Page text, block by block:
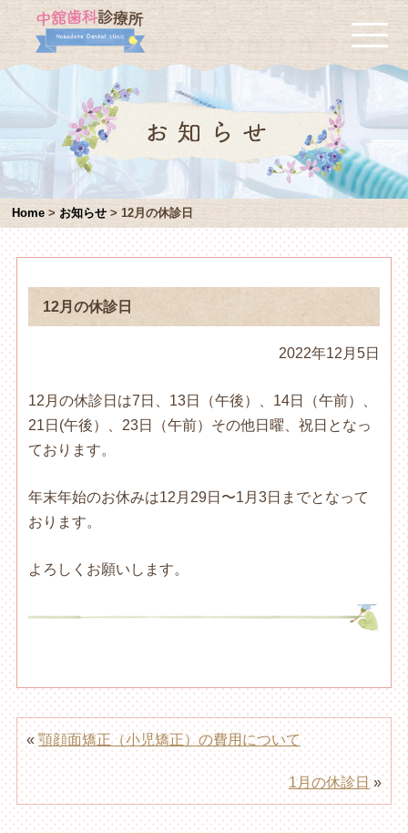
Home > お知らせ >12月の休診日
12月の休診日
2022年12月5日
12月の休診日は7日、13日（午後）、14日（午前）、
21日(午後）、23日（午前）その他日曜、祝日となっ
ております。
年末年始のお休みは12月29日〜1月3日までとなって
おります。
よろしくお願いします。
«顎顔面矯正（小児矯正）の費用について
1月の休診日»